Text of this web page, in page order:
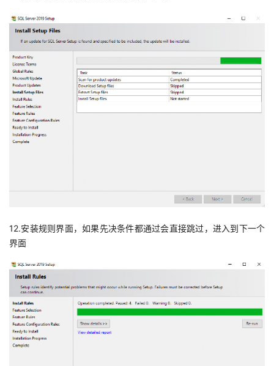
12.安装规则界面，如果先决条件都通过会直接跳过，进入到下一个
界面